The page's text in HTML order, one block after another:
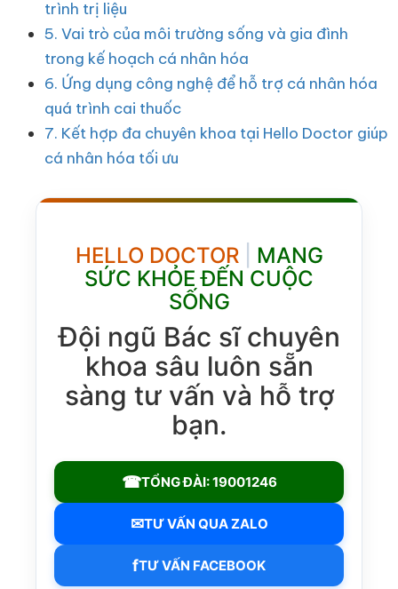
trình trị liệu
5. Vai trò của môi trường sống và gia đình
trong kế hoạch cá nhân hóa
6. Ứng dụng công nghệ để hỗ trợ cá nhân hóa
quá trình cai thuốc
7. Kết hợp đa chuyên khoa tại Hello Doctor giúp
cá nhân hóa tối ưu
HELLO DOCTOR
MANG
SỨC KHỎE ĐẾN CUỘC
SỐNG
Đội ngũ Bác sĩ chuyên
khoa sâu luôn sẵn
sàng tư vấn và hỗ trợ
bạn.
☎TỔNG ĐÀI: 19001246
✉TƯ VẤN QUA ZALO
fTƯ VẤN FACEBOOK